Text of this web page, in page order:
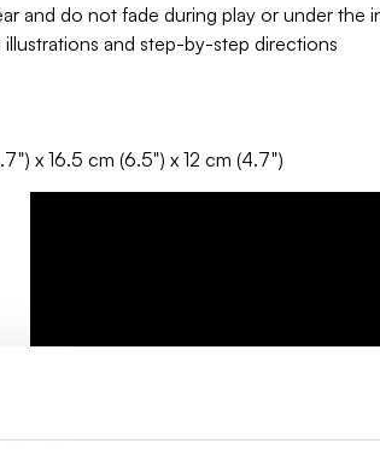
and do not fade during play or under the
and step-by-step directions
x 16.5 cm (6.5") x 12 cm (4.7")